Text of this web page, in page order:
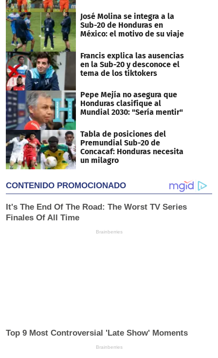
José Molina se integra a la
Sub-20 de Honduras en
México: el motivo de su viaje
Francis explica las ausencias
en la Sub-20 y desconoce el
tema de los tiktokers
Pepe Mejía no asegura que
Honduras clasifique al
Mundial 2030: "Sería mentir"
Tabla de posiciones del
Premundial Sub-20 de
Concacaf: Honduras necesita
un milagro